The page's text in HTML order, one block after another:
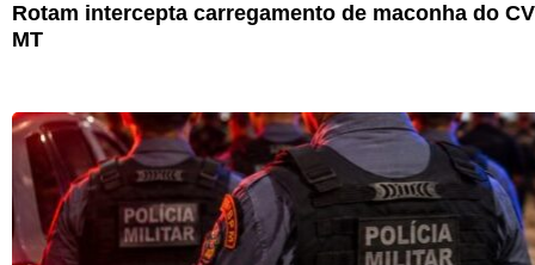
Rotam intercepta carregamento de maconha do
MT